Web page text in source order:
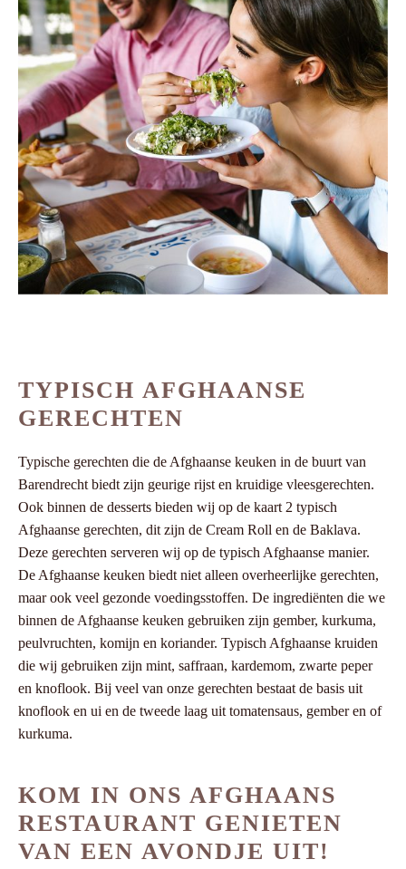
TYPISCH AFGHAANSE
GERECHTEN
Typische gerechten die de Afghaanse keuken in de buurt van
Barendrecht biedt zijn geurige rijst en kruidige vleesgerechten.
Ook binnen de desserts bieden wij op de kaart 2 typisch
Afghaanse gerechten, dit zijn de Cream Roll en de Baklava.
Deze gerechten serveren wij op de typisch Afghaanse manier.
De Afghaanse keuken biedt niet alleen overheerlijke gerechten,
maar ook veel gezonde voedingsstoffen. De ingrediënten die we
binnen de Afghaanse keuken gebruiken zijn gember, kurkuma,
peulvruchten, komijn en koriander. Typisch Afghaanse kruiden
die wij gebruiken zijn mint, saffraan, kardemom, zwarte peper
en knoflook. Bij veel van onze gerechten bestaat de basis uit
knoflook en ui en de tweede laag uit tomatensaus, gember en of
kurkuma.
KOM IN ONS AFGHAANS
RESTAURANT GENIETEN
VAN EEN AVONDJE UIT!